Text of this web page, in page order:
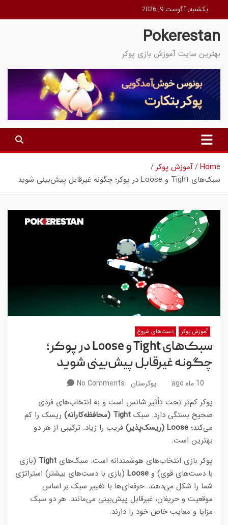
to
content
یکشنبه, آگوست 9, 2026
Pokerestan
بهترین سایت آموزش بازی پوکر
Home آموزش پوکر
سبک‌های Tight و Loose در پوکر؛ چگونه غیرقابل پیش‌بینی شوید
آموزش پوکر دست‌های شروع
سبک‌های Tight و Loose در پوکر؛
چگونه غیرقابل پیش‌بینی شوید
10 ماه ago پوکرستان No Comments
پوکر کم‌تر تحت تأثیر شانس است و به انتخاب‌های فردی
صحیح بستگی دارد. سبک Tight (محافظه‌کارانه)
ریسک را کم
می‌کند؛ Loose (ریسک‌پذیر)
فریب را زیاد. ترکیبی از هر دو
بهترین است.
پوکر بازی انتخاب‌های هوشمندانه است. سبک‌های Tight (بازی
با دست‌های قوی) و Loose (بازی با دست‌های بیشتر) استراتژی
شما را شکل می‌دهند. حرفه‌ای‌ها با تغییر سبک بر اساس
موقعیت و حریفان، غیرقابل پیش‌بینی می‌مانند. هر دو سبک
مزایا و معایب خاص خود را دارند.